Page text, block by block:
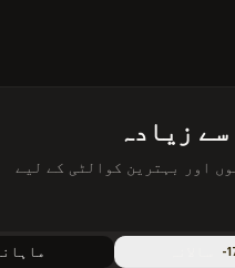
زیادہ
اور بہترین کوالٹی کے لیے
ماہانہ -